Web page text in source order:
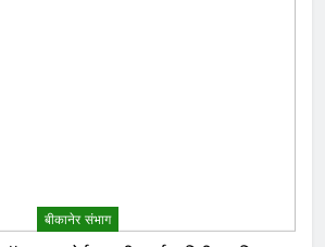
बीकानेर संभाग